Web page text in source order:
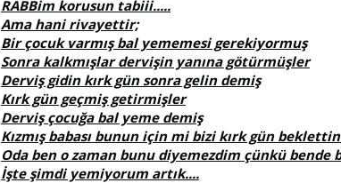
RABBim korusun tabiii.....
Ama hani rivayettir;
Bir çocuk varmış bal yememesi gerekiyormuş
Sonra kalkmışlar dervişin yanına götürmüşler
Derviş gidin kırk gün sonra gelin demiş
Kırk gün geçmiş getirmişler
Derviş çocuğa bal yeme demiş
Kızmış babası bunun için mi bizi kırk gün
Oda ben o zaman bunu diyemezdim çünkü bende
İşte şimdi yemiyorum artık....